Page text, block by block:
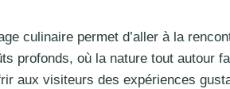
culinaire permet d’aller à la
profonds, où la nature tout autour
aux visiteurs des expériences